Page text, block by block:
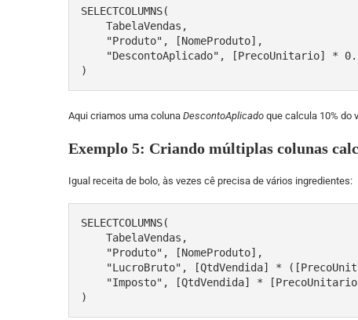
SELECTCOLUMNS(
)
Aqui criamos uma coluna DescontoAplicado que calcula 10% do
Exemplo 5: Criando múltiplas colunas
Igual receita de bolo, às vezes cê precisa de vários ingredientes:
SELECTCOLUMNS(
)